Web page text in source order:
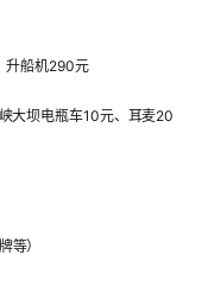
升船机290元
大坝电瓶车10元、耳麦20
等）